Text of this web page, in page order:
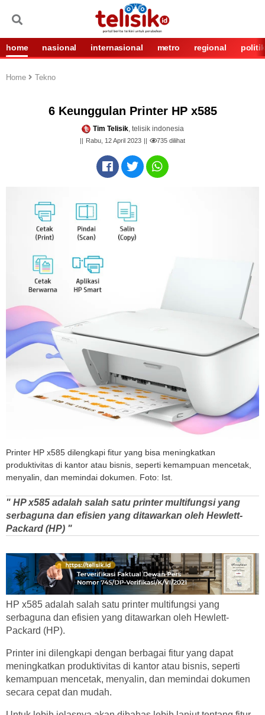
home nasional internasional metro regional politik
Home Tekno
6 Keunggulan Printer HP x585
Tim Telisik, telisik indonesia
Rabu, 12 April 2023 735 dilihat
Printer HP x585 dilengkapi fitur yang bisa meningkatkan
produktivitas di kantor atau bisnis, seperti kemampuan mencetak,
menyalin, dan memindai dokumen. Foto: Ist.
" HP x585 adalah salah satu printer multifungsi yang
serbaguna dan efisien yang ditawarkan oleh Hewlett-
Packard (HP) "
HP x585 adalah salah satu printer multifungsi yang
serbaguna dan efisien yang ditawarkan oleh Hewlett-
Packard (HP).
Printer ini dilengkapi dengan berbagai fitur yang dapat
meningkatkan produktivitas di kantor atau bisnis, seperti
kemampuan mencetak, menyalin, dan memindai dokumen
secara cepat dan mudah.